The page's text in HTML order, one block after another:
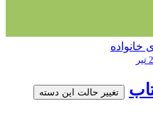
خانواده
تغییر حالت این دسته